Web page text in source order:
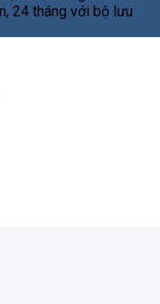
24 tháng với bộ lưu